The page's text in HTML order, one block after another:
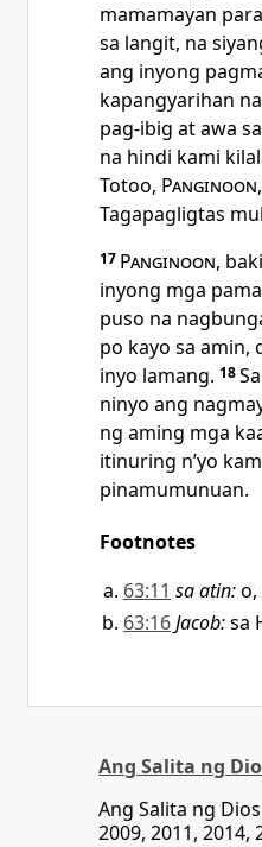
mamamayan
sa langit, na
ang inyong
kapangyarihan
pag-ibig at awa
na hindi kami
Totoo, Panginoon
Tagapagligtas
17 Panginoon,
inyong mga
puso na
po kayo sa amin,
inyo lamang. 18
ninyo ang
ng aming mga
itinuring nʼyo
pinamumunuan.
Footnotes
63:11 sa atin:o,
63:16Jacob:sa
Ang Salita ng
Ang Salita ng
2009, 2011, 2014,